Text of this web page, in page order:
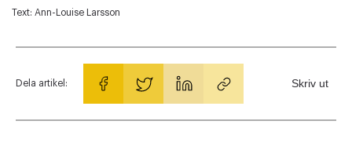
Text: Ann-Louise Larsson
Dela artikel: Skriv ut